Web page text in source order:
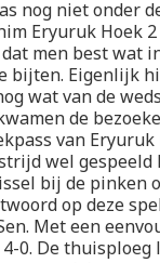
nog niet onder
Eryuruk Hoek
men best wat
bijten. Eigenlijk
wat van de
de
van
wel
bij de pinken
op deze
Met een
0. De